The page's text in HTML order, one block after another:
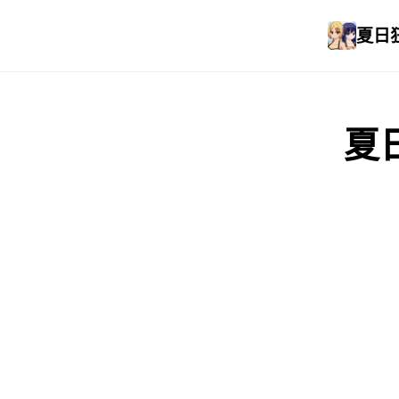
夏日
夏